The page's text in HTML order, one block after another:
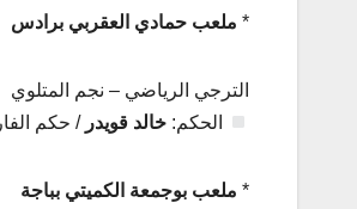
* ملعب حمادي العقربي برادس
الترجي الرياضي – نجم المتلوي
الحكم:خالد قويدر / حكم
* ملعب بوجمعة الكميتي بباجة